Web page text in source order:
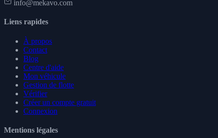
info@mekavo.com
Liens rapides
À propos
Contact
Blog
Centre d'aide
Mon véhicule
Gestion de flotte
Vérifier
Créer un compte gratuit
Connexion
Mentions légales